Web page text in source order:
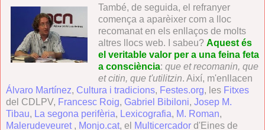
També, de seguida, el refranyer
comença a aparèixer com a lloc
recomanat en els enllaços de molts
altres llocs web. I sabeu? Aquest és
el veritable valor per a una feina feta
a consciència: que et recomanin, que
et citin, que t'utilitzin. Així, m'enllacen
Álvaro Martínez, Cultura i tradicions, Festes.org, les Fitxes
del CDLPV, Francesc Roig, Gabriel Bibiloni, Josep M.
Tibau, La segona perifèria, Lexicografia, M. Roman,
Malerudeveuret, Monjo.cat, el Multicercador d'Eines de